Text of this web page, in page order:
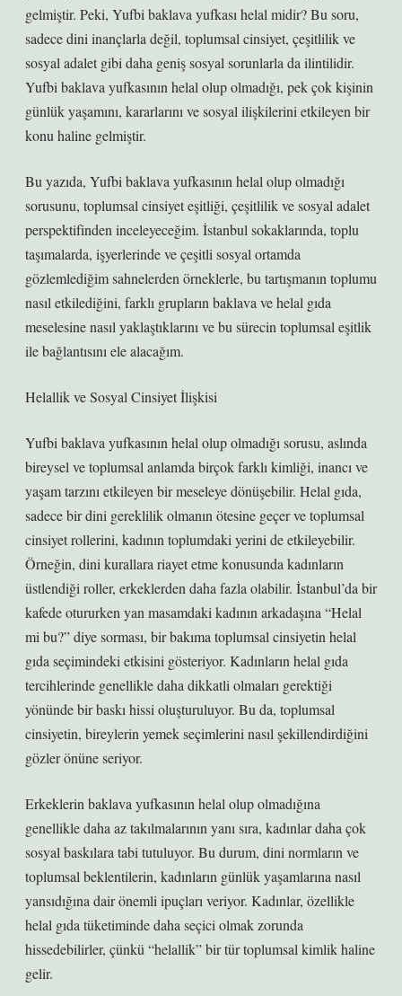
gelmiştir. Peki, Yufbi baklava yufkası helal midir? Bu soru,
sadece dini inançlarla değil, toplumsal cinsiyet, çeşitlilik ve
sosyal adalet gibi daha geniş sosyal sorunlarla da ilintilidir.
Yufbi baklava yufkasının helal olup olmadığı, pek çok kişinin
günlük yaşamını, kararlarını ve sosyal ilişkilerini etkileyen bir
konu haline gelmiştir.
Bu yazıda, Yufbi baklava yufkasının helal olup olmadığı
sorusunu, toplumsal cinsiyet eşitliği, çeşitlilik ve sosyal adalet
perspektifinden inceleyeceğim. İstanbul sokaklarında, toplu
taşımalarda, işyerlerinde ve çeşitli sosyal ortamda
gözlemlediğim sahnelerden örneklerle, bu tartışmanın toplumu
nasıl etkilediğini, farklı grupların baklava ve helal gıda
meselesine nasıl yaklaştıklarını ve bu sürecin toplumsal eşitlik
ile bağlantısını ele alacağım.
Helallik ve Sosyal Cinsiyet İlişkisi
Yufbi baklava yufkasının helal olup olmadığı sorusu, aslında
bireysel ve toplumsal anlamda birçok farklı kimliği, inancı ve
yaşam tarzını etkileyen bir meseleye dönüşebilir. Helal gıda,
sadece bir dini gereklilik olmanın ötesine geçer ve toplumsal
cinsiyet rollerini, kadının toplumdaki yerini de etkileyebilir.
Örneğin, dini kurallara riayet etme konusunda kadınların
üstlendiği roller, erkeklerden daha fazla olabilir. İstanbul’da bir
kafede otururken yan masamdaki kadının arkadaşına “Helal
mi bu?” diye sorması, bir bakıma toplumsal cinsiyetin helal
gıda seçimindeki etkisini gösteriyor. Kadınların helal gıda
tercihlerinde genellikle daha dikkatli olmaları gerektiği
yönünde bir baskı hissi oluşturuluyor. Bu da, toplumsal
cinsiyetin, bireylerin yemek seçimlerini nasıl şekillendirdiğini
gözler önüne seriyor.
Erkeklerin baklava yufkasının helal olup olmadığına
genellikle daha az takılmalarının yanı sıra, kadınlar daha çok
sosyal baskılara tabi tutuluyor. Bu durum, dini normların ve
toplumsal beklentilerin, kadınların günlük yaşamlarına nasıl
yansıdığına dair önemli ipuçları veriyor. Kadınlar, özellikle
helal gıda tüketiminde daha seçici olmak zorunda
hissedebilirler, çünkü “helallik” bir tür toplumsal kimlik haline
gelir.